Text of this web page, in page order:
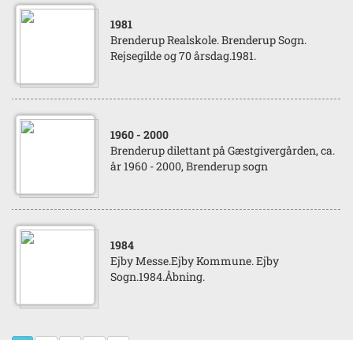
1981
Brenderup Realskole. Brenderup Sogn.
Rejsegilde og 70 årsdag.1981.
1960 - 2000
Brenderup dilettant på Gæstgivergården, ca.
år 1960 - 2000, Brenderup sogn
1984
Ejby Messe.Ejby Kommune. Ejby
Sogn.1984.Åbning.